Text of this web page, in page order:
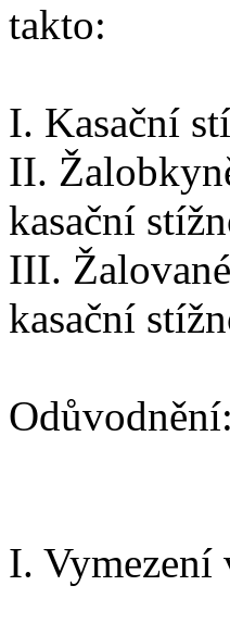
takto:
I. Kasační
II.
kasační
III.
kasační
Odůvodnění:
I. Vymezení